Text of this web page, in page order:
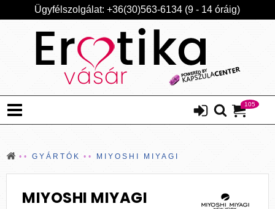
Ügyfélszolgálat: +36(30)563-6134 (9 - 14 óráig)
105
GYÁRTÓK MIYOSHI MIYAGI
MIYOSHI MIYAGI